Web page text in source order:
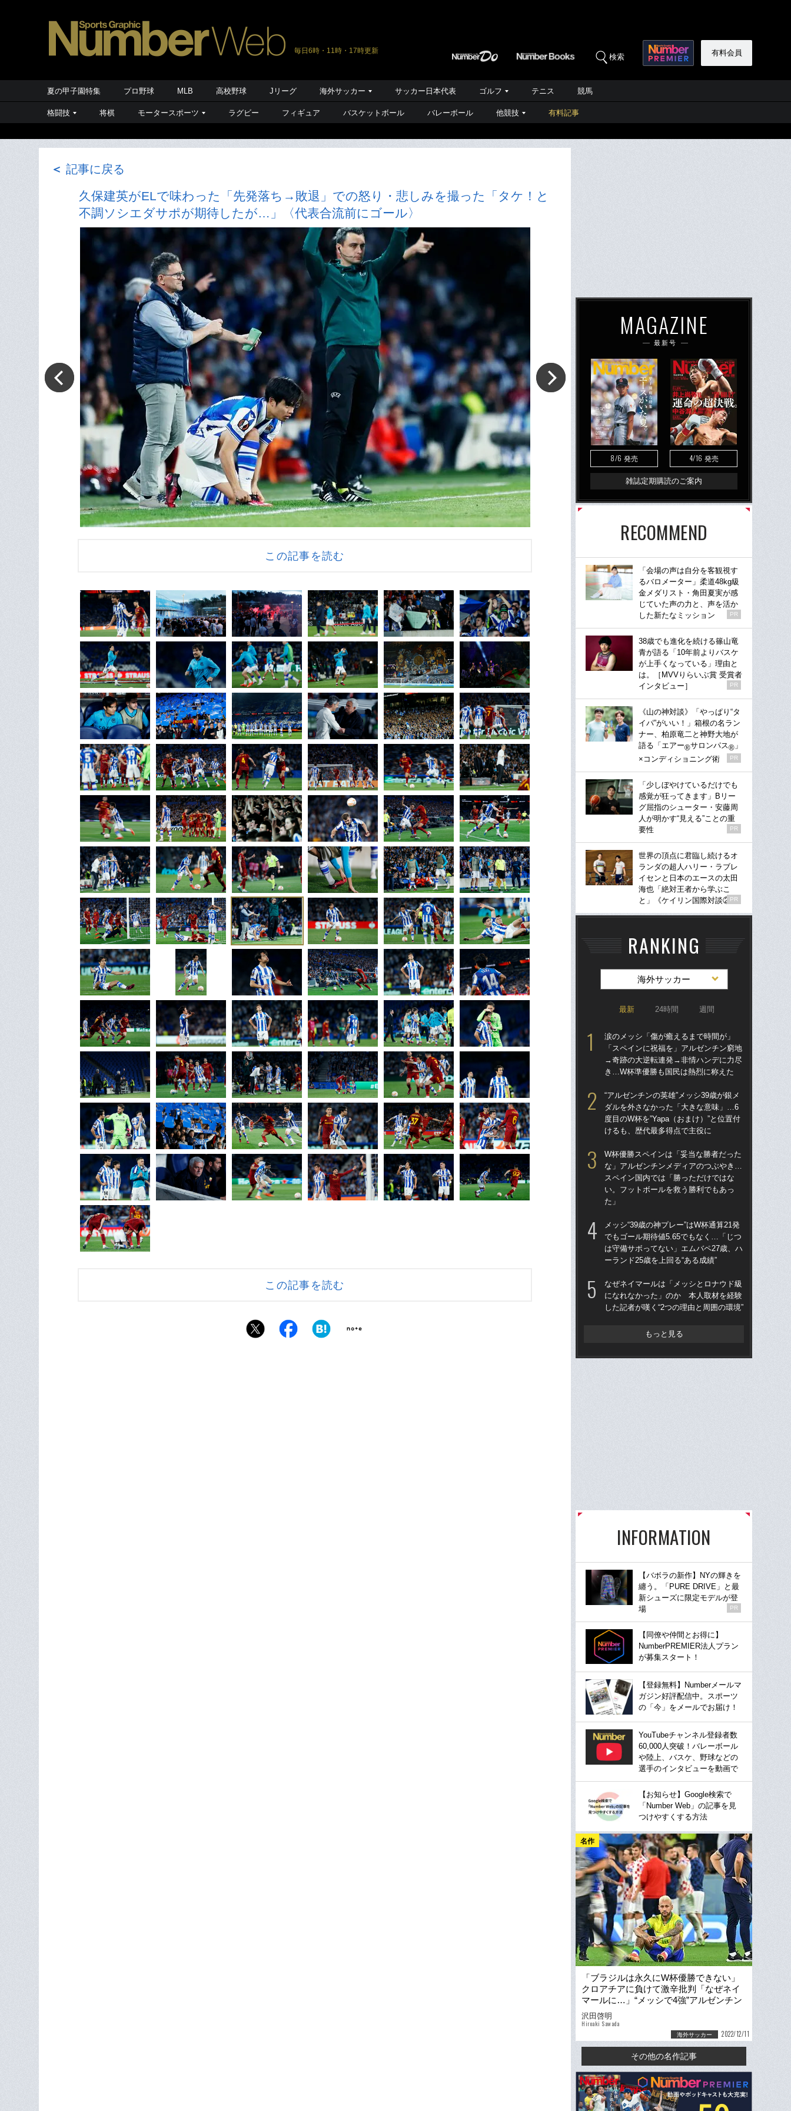
毎日6時・11時・17時更新
検索 有料会員
夏の甲子園特集 プロ野球 MLB 高校野球 Jリーグ 海外サッカー サッカー日本代表 ゴルフ テニス 競馬
格闘技 将棋 モータースポーツ ラグビー フィギュア バスケットボール バレーボール 他競技 有料記事
＜ 記事に戻る
久保建英がELで味わった「先発落ち→敗退」での怒り・悲しみを撮った「タケ！と
不調ソシエダサポが期待したが…」〈代表合流前にゴール〉
この記事を読む
この記事を読む
MAGAZINE
最新号
8/6 発売 4/16 発売
雑誌定期購読のご案内
RECOMMEND
「会場の声は自分を客観視す
るバロメーター」柔道48kg級
金メダリスト・角田夏実が感
じていた声の力と、声を活か
した新たなミッション
PR
38歳でも進化を続ける篠山竜
青が語る「10年前よりバスケ
が上手くなっている」理由と
は。［MVVりらいぶ賞 受賞者
インタビュー］
PR
《山の神対談》「やっぱり“タ
イパ”がいい！」箱根の名ラン
ナー、柏原竜二と神野大地が
語る「エアー®サロンパス® 」
×コンディショニング術
PR
「少しぼやけているだけでも
感覚が狂ってきます」Bリー
グ屈指のシューター・安藤周
人が明かす“見える”ことの重
要性
PR
世界の頂点に君臨し続けるオ
ランダの超人ハリー・ラブレ
イセンと日本のエースの太田
海也「絶対王者から学ぶこ
と」《ケイリン国際対談②》
PR
RANKING
海外サッカー
最新 24時間 週間
涙のメッシ「傷が癒えるまで時間が」
「スペインに祝福を」アルゼンチン窮地
→奇跡の大逆転連発→非情ハンデに力尽
き…W杯準優勝も国民は熱烈に称えた
“アルゼンチンの英雄”メッシ39歳が銀メ
ダルを外さなかった「大きな意味」…6
度目のW杯を”Yapa（おまけ）”と位置付
けるも、歴代最多得点で主役に
W杯優勝スペインは「妥当な勝者だった
な」アルゼンチンメディアのつぶやき…
スペイン国内では「勝っただけではな
い。フットボールを救う勝利でもあっ
た」
メッシ“39歳の神プレー”はW杯通算21発
でもゴール期待値5.65でもなく…「じつ
は守備サボってない」エムバペ27歳、ハ
ーランド25歳を上回る“ある成績”
なぜネイマールは「メッシとロナウド級
になれなかった」のか 本人取材を経験
した記者が嘆く“2つの理由と周囲の環境”
もっと見る
INFORMATION
【バボラの新作】NYの輝きを
纏う。「PURE DRIVE」と最
新シューズに限定モデルが登
場
PR
【同僚や仲間とお得に】
NumberPREMIER法人プラン
が募集スタート！
【登録無料】Numberメールマ
ガジン好評配信中。スポーツ
の「今」をメールでお届け！
YouTubeチャンネル登録者数
60,000人突破！バレーボール
や陸上、バスケ、野球などの
選手のインタビューを動画で
【お知らせ】Google検索で
「Number Web」の記事を見
つけやすくする方法
名作
「ブラジルは永久にW杯優勝できない」
クロアチアに負けて激辛批判「なぜネイ
マールに…」“メッシで4強”アルゼンチン
はニヤニヤ
沢田啓明
Hiroaki Sawada
海外サッカー 2022/12/11
その他の名作記事